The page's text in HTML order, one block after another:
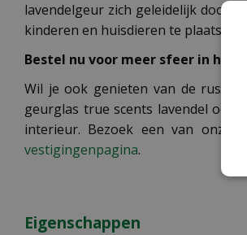
lavendelgeur zich geleidelijk door
kinderen en huisdieren te
Bestel nu voor meer sfeer in huis
Wil je ook genieten van de
geurglas true scents lavendel ook
interieur. Bezoek een van onze
vestigingenpagina.
Eigenschappen